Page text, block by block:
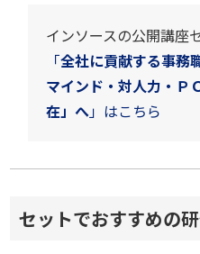
インソースの公開講座
「全社に貢献する事務
マインド・対人力・Ｐ
在」へ」はこちら
セットでおすすめの